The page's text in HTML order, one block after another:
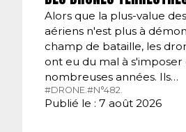
Alors que la plus-value
aériens n'est plus à
champ de bataille, les
ont eu du mal à s'imposer
nombreuses années. Ils…
#DRONE. #N°482.
Publié le : 7 août 2026